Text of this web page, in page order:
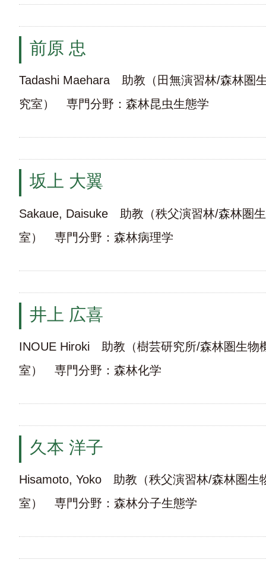
前原 忠
Tadashi Maehara 助教（田無演習林/森林圏
究室） 専門分野：森林昆虫生態学
坂上 大翼
Sakaue, Daisuke 助教（秩父演習林/森林圏
室） 専門分野：森林病理学
井上 広喜
INOUE Hiroki 助教（樹芸研究所/森林圏生物
室） 専門分野：森林化学
久本 洋子
Hisamoto, Yoko 助教（秩父演習林/森林圏生
室） 専門分野：森林分子生態学